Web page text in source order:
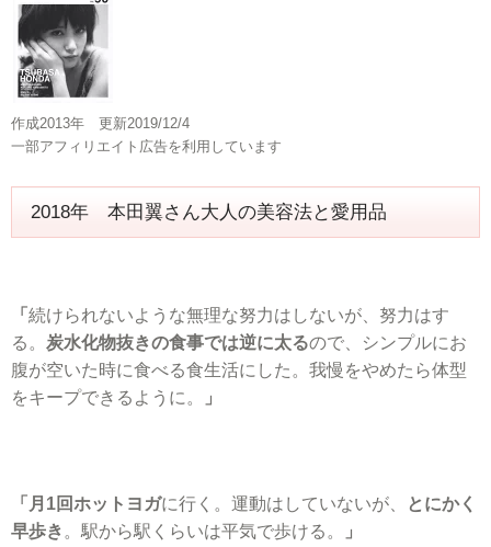
作成2013年 更新2019/12/4
一部アフィリエイト広告を利用しています
2018年 本田翼さん大人の美容法と愛用品
「 続けられないような無理な努力はしないが、努力はす
る。 炭水化物抜きの食事では逆に太るので、シンプルにお
腹が空いた時に食べる食生活にした。我慢をやめたら体型
をキープできるように。
」
「月1回ホットヨガに行く。運動はしていないが、
とにかく
早歩き 。駅から駅くらいは平気で歩ける。 」